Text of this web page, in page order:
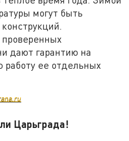
могут быть
проверенных
дают гарантию на
работу ее отдельных
Царьграда!